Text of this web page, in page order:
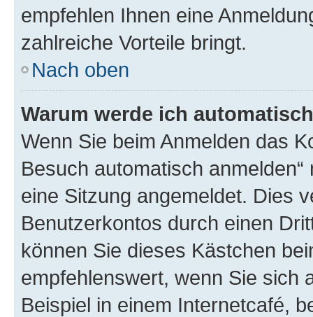
empfehlen Ihnen eine
zahlreiche Vorteile bringt.
Nach oben
Warum werde ich
Wenn Sie beim Anmelden das
Besuch automatisch
eine Sitzung angemeldet. Dies
Benutzerkontos durch einen
können Sie dieses Kästchen
empfehlenswert, wenn Sie sich
Beispiel in einem Internetcafé,